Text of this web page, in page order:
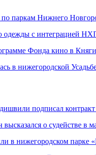
по паркам Нижнего
одежды с интеграцией
Фонда кино в
в нижегородской
подписал
о судействе в
в нижегородском парке